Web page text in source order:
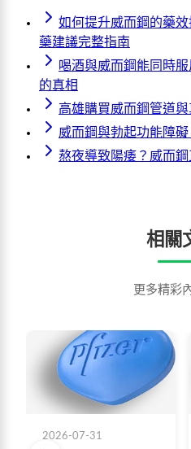
如何提升威而鋼的藥
藥建議完整指南
喝酒與威而鋼能同時
的真相
高雄購買威而鋼管道
威而鋼與勃起功能障
熬夜導致陽痿？威而
相關
更多精彩
2026-07-31